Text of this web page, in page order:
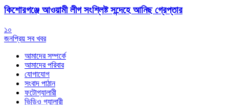
কিশোরগঞ্জে আওয়ামী লীগ সংশ্লিষ্ট সন্দেহে আনিছ গ্রেপ্তার
১০
জনপ্রিয় সব খবর
আমাদের সম্পর্কে
আমাদের পরিবার
যোগাযোগ
সংবাদ পাঠান
ফটোগ্যালারী
ভিডিও গ্যালারী